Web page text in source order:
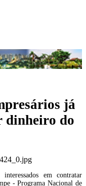
já
dinheiro do
em contratar
- Programa Nacional de